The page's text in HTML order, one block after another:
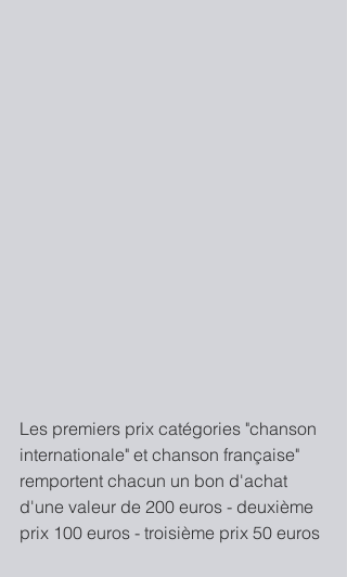
Les premiers prix catégories "chanson
internationale" et chanson française"
remportent chacun un bon d'achat
d'une valeur de 200 euros - deuxième
prix 100 euros - troisième prix 50 euros